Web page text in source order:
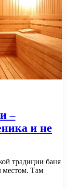
–
и не
традиции баня
местом. Там